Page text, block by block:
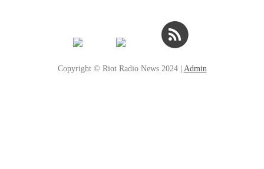
Copyright © Riot Radio News 2024 | Admin